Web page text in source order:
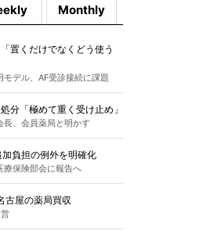
Monthly
置くだけでなくどう使う
モデル、AF受診接続に課題
分「極めて重く受け止め」
長、会員薬局と明かす
負担の例外を明確化
療保険部会に報告へ
古屋の薬局買収